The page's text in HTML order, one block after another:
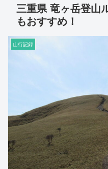
三重県 竜ヶ岳登山
もおすすめ！
山行記録